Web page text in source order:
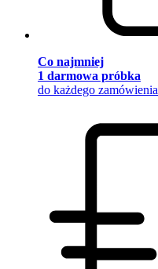
Co najmniej
1 darmowa próbka
do każdego zamówienia